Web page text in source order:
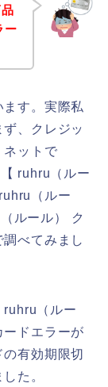
ー
す。実際私
、クレジッ
ネットで
ruhru（ルー
（ルー
ルール） ク
べてみまし
ruhru（ルー
ードエラーが
有効期限切
た。